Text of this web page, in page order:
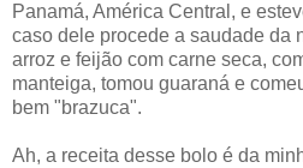
Panamá, América Central, e
caso dele procede a saudade da
arroz e feijão com carne seca,
manteiga, tomou guaraná e
bem "brazuca".
Ah, a receita desse bolo é da